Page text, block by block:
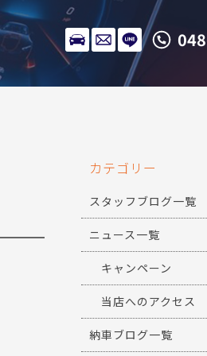
カテゴリー
スタッフブログ一覧
ニュース一覧
キャンペーン
当店へのアクセス
納車ブログ一覧